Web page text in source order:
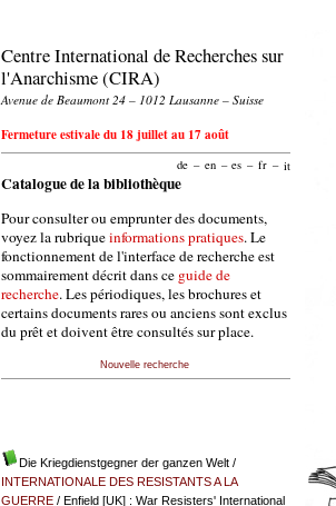
Centre International de Recherches sur
l'Anarchisme (CIRA)
Avenue de Beaumont 24 – 1012 Lausanne – Suisse
Fermeture estivale du 18 juillet au 17 août
de – en – es – fr – it
Catalogue de la bibliothèque
Pour consulter ou emprunter des documents,
voyez la rubriqueinformations pratiques. Le
fonctionnement de l'interface de recherche est
sommairement décrit dans ce guide de
recherche. Les périodiques, les brochures et
certains documents rares ou anciens sont exclus
du prêt et doivent être consultés sur place.
Nouvelle recherche
Die Kriegdienstgegner der ganzen Welt/
INTERNATIONALE DES RESISTANTS A LA
GUERRE/ Enfield [UK] : War Resisters' International